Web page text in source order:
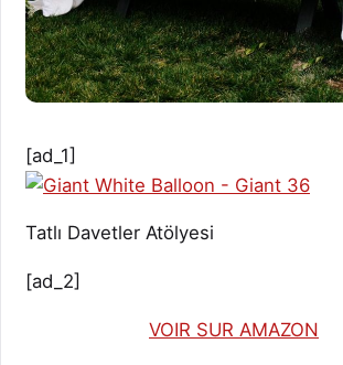
[ad_1]
Tatlı Davetler Atölyesi
[ad_2]
VOIR SUR AMAZON